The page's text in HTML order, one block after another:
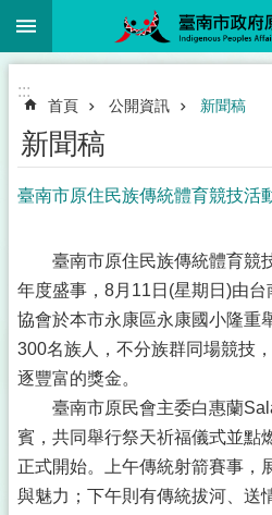
跳到主要內容區塊
:::
首頁 公開資訊 新聞稿
新聞稿
臺南市原住民族傳統體育競技活
臺南市原住民族傳統體育競
年度盛事，8月11日(星期日)由
協會於本市永康區永康國小隆重
300名族人，不分族群同場競技
逐豐富的獎金。
臺南市原民會主委白惠蘭
賓，共同舉行祭天祈福儀式並點
正式開始。上午傳統射箭賽事，
與魅力；下午則有傳統拔河、送